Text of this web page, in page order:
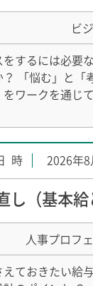
ビ
をするには必要
？ 「悩む」と
をワークを通じ
2026年8
（基本給
人事プロフ
えておきたい給